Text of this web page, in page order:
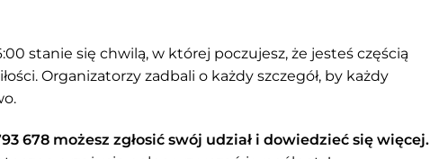
stanie się chwilą, w której poczujesz, że jesteś częścią
Organizatorzy zadbali o każdy szczegół, by każdy
678 możesz zgłosić swój udział i dowiedzieć się więcej.